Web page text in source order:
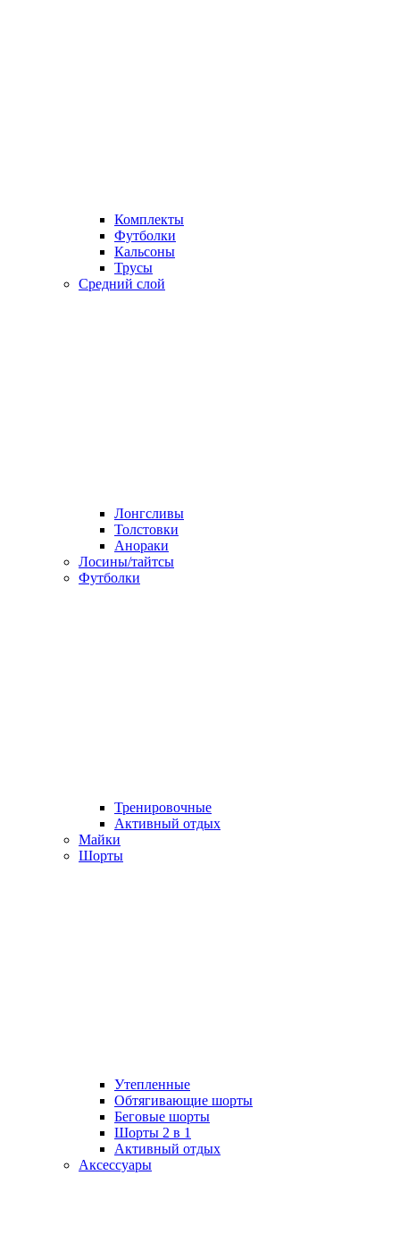
Комплекты
Футболки
Кальсоны
Трусы
Средний слой
Лонгсливы
Толстовки
Анораки
Лосины/тайтсы
Футболки
Тренировочные
Активный отдых
Майки
Шорты
Утепленные
Обтягивающие шорты
Беговые шорты
Шорты 2 в 1
Активный отдых
Аксессуары